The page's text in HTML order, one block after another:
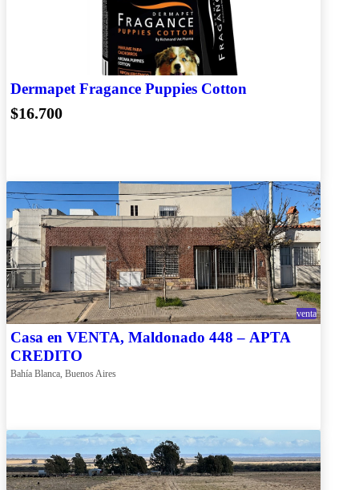
Dermapet Fragance Puppies Cotton
$16.700
venta
Casa en VENTA, Maldonado 448 – APTA
CREDITO
Bahía Blanca, Buenos Aires